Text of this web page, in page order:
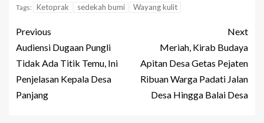
Tags: Ketoprak sedekah bumi Wayang kulit
Previous
Audiensi Dugaan Pungli
Tidak Ada Titik Temu, Ini
Penjelasan Kepala Desa
Panjang
Next
Meriah, Kirab Budaya
Apitan Desa Getas Pejaten
Ribuan Warga Padati Jalan
Desa Hingga Balai Desa